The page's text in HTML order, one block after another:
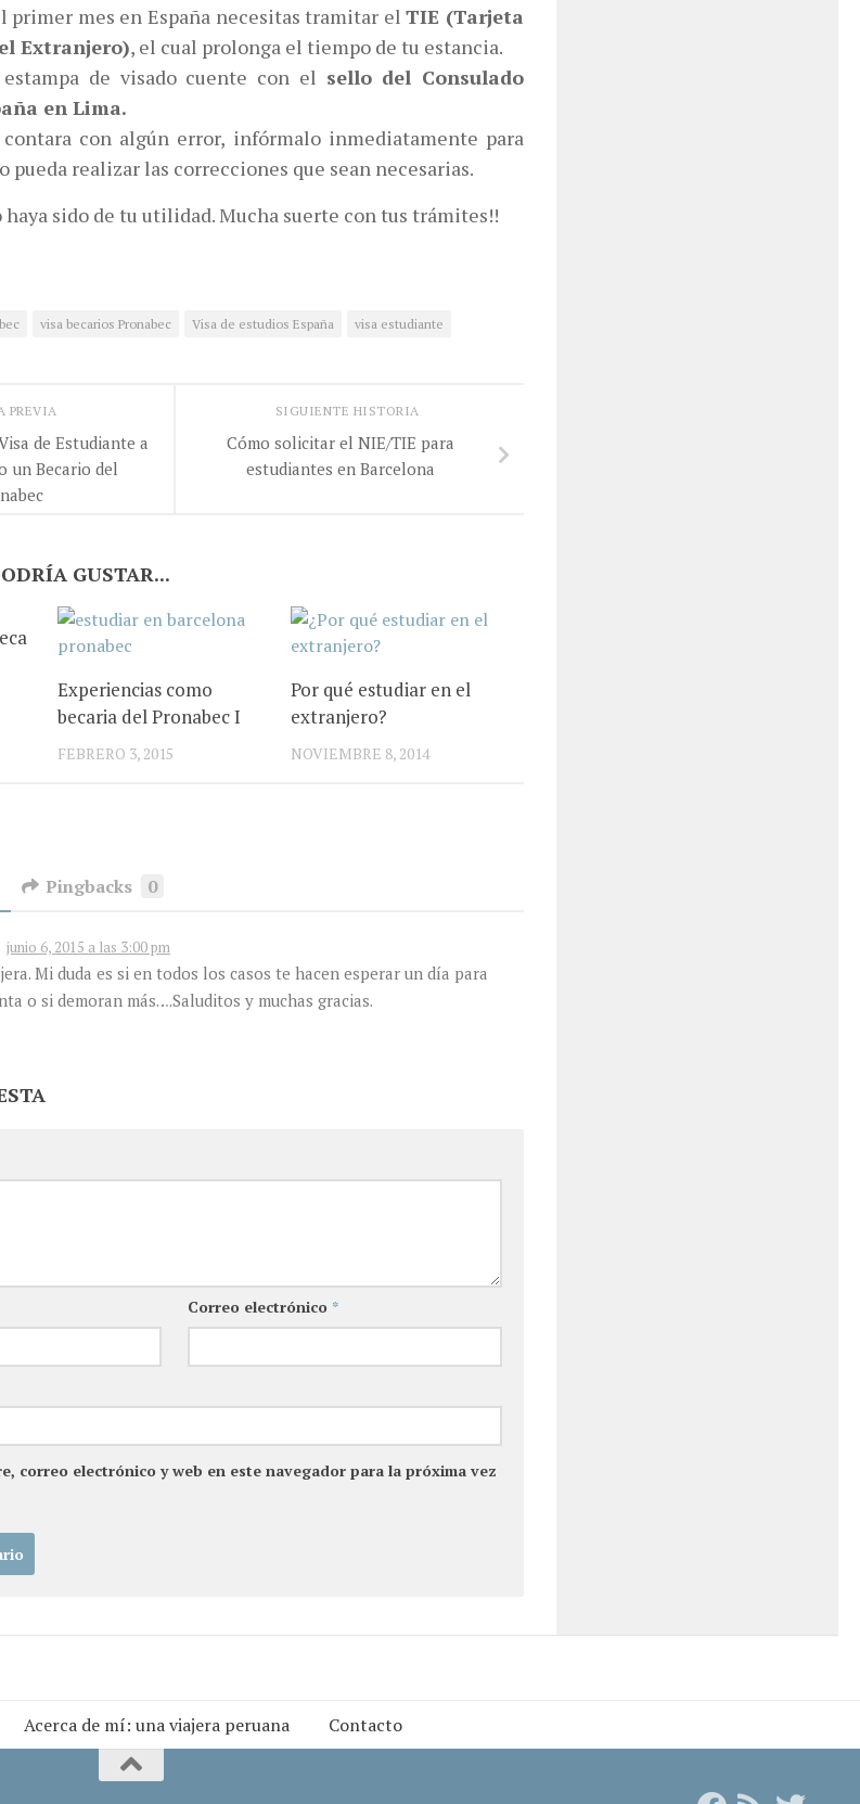
primer mes en España necesitas tramitar elTIE (Tarjeta
Extranjero), el cual prolonga el tiempo de tu estancia.
de visado cuente con el sello del Consulado
en Lima.
con algún error, infórmalo inmediatamente para
pueda realizar las correcciones que sean necesarias.
sido de tu utilidad. Mucha suerte con tus trámites!!
visa becarios Pronabec Visa de estudios España visa estudiante
SIGUIENTE HISTORIA
Cómo solicitar el NIE/TIE para
estudiantes en Barcelona
PREVIA
de Estudiante a
un Becario del
GUSTAR...
Experiencias como
becaria del Pronabec I
FEBRERO 3, 2015
Por qué estudiar en el
extranjero?
NOVIEMBRE 8, 2014
Pingbacks 0
junio 6, 2015 a las 3:00 pm
Mi duda es si en todos los casos te hacen esperar un día para
o si demoran más….Saluditos y muchas gracias.
Correo electrónico *
correo electrónico y web en este navegador para la próxima vez
Acerca de mí: una viajera peruana Contacto